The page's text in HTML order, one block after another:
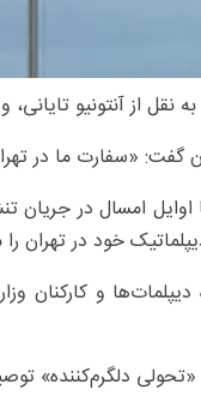
به نقل از آنتونیو
گفت: «سفارت ما در
اوایل امسال در
خود در تهران
و کارکنان
«تحولی